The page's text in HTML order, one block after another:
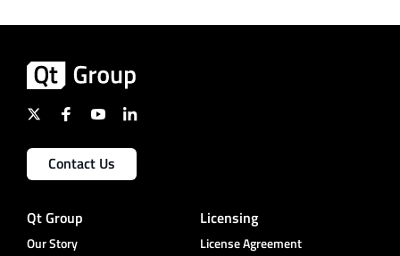
Contact Us
Qt Group
Our Story
Licensing
License Agreement